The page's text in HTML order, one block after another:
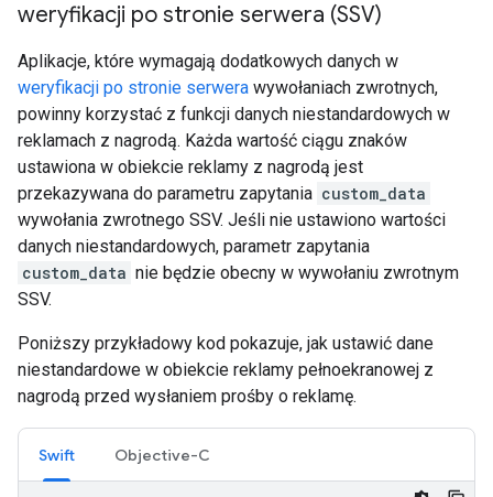
weryfikacji po stronie serwera (SSV)
Aplikacje, które wymagają dodatkowych danych w
weryfikacji po stronie serwera wywołaniach zwrotnych,
powinny korzystać z funkcji danych niestandardowych w
reklamach z nagrodą. Każda wartość ciągu znaków
ustawiona w obiekcie reklamy z nagrodą jest
przekazywana do parametru zapytania custom_data
wywołania zwrotnego SSV. Jeśli nie ustawiono wartości
danych niestandardowych, parametr zapytania
custom_data nie będzie obecny w wywołaniu zwrotnym
SSV.
Poniższy przykładowy kod pokazuje, jak ustawić dane
niestandardowe w obiekcie reklamy pełnoekranowej z
nagrodą przed wysłaniem prośby o reklamę.
Swift Objective-C